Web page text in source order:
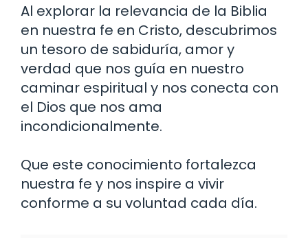
Al explorar la relevancia de la Biblia
en nuestra fe en Cristo, descubrimos
un tesoro de sabiduría, amor y
verdad que nos guía en nuestro
caminar espiritual y nos conecta con
el Dios que nos ama
incondicionalmente.
Que este conocimiento fortalezca
nuestra fe y nos inspire a vivir
conforme a su voluntad cada día.